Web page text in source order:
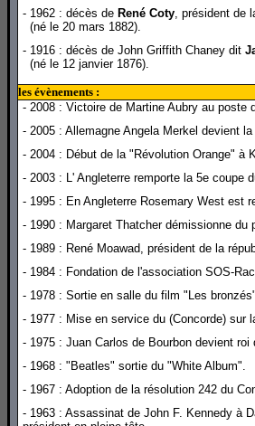
- 1962 : décès de René Coty, président de
(né le 20 mars 1882).
- 1916 : décès de John Griffith Chaney dit
(né le 12 janvier 1876).
les évènements :
- 2008 : Victoire de Martine Aubry au poste
- 2005 : Allemagne Angela Merkel devient
- 2004 : Début de la "Révolution Orange" à
- 2003 : L' Angleterre remporte la 5e coupe
- 1995 : En Angleterre Rosemary West est
- 1990 : Margaret Thatcher démissionne du
- 1989 : René Moawad, président de la
- 1984 : Fondation de l'association SOS-
- 1978 : Sortie en salle du film "Les
- 1977 : Mise en service du (Concorde) sur
- 1975 : Juan Carlos de Bourbon devient roi
- 1968 : "Beatles" sortie du "White Album".
- 1967 : Adoption de la résolution 242 du
- 1963 : Assassinat de John F. Kennedy à